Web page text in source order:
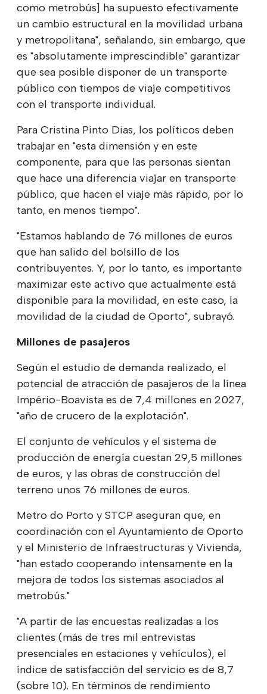
como metrobús] ha supuesto efectivamente
un cambio estructural en la movilidad urbana
y metropolitana", señalando, sin embargo, que
es "absolutamente imprescindible" garantizar
que sea posible disponer de un transporte
público con tiempos de viaje competitivos
con el transporte individual.
Para Cristina Pinto Dias, los políticos deben
trabajar en "esta dimensión y en este
componente, para que las personas sientan
que hace una diferencia viajar en transporte
público, que hacen el viaje más rápido, por lo
tanto, en menos tiempo".
"Estamos hablando de 76 millones de euros
que han salido del bolsillo de los
contribuyentes. Y, por lo tanto, es importante
maximizar este activo que actualmente está
disponible para la movilidad, en este caso, la
movilidad de la ciudad de Oporto", subrayó.
Millones de pasajeros
Según el estudio de demanda realizado, el
potencial de atracción de pasajeros de la línea
Império-Boavista es de 7,4 millones en 2027,
"año de crucero de la explotación".
El conjunto de vehículos y el sistema de
producción de energía cuestan 29,5 millones
de euros, y las obras de construcción del
terreno unos 76 millones de euros.
Metro do Porto y STCP aseguran que, en
coordinación con el Ayuntamiento de Oporto
y el Ministerio de Infraestructuras y Vivienda,
"han estado cooperando intensamente en la
mejora de todos los sistemas asociados al
metrobús."
"A partir de las encuestas realizadas a los
clientes (más de tres mil entrevistas
presenciales en estaciones y vehículos), el
índice de satisfacción del servicio es de 8,7
(sobre 10). En términos de rendimiento